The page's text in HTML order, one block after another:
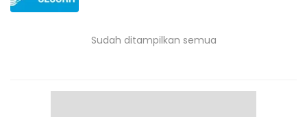
Sudah ditampilkan semua